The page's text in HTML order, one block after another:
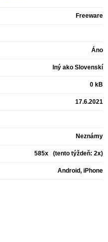
Freeware
Áno
Iný ako Slovenskí
0 kB
17.6.2021
Neznámy
585x (tento týždeň: 2x)
Android, iPhone